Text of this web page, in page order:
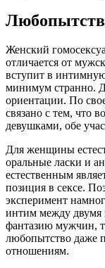
Женский
отличается от
вступит в
минимум странно.
ориентации. По
связано с тем, что
девушками, обе
Для женщины
оральные ласки и
естественным
позиция в сексе.
эксперимент
интим между двумя
фантазию мужчин,
любопытство даже
отношениям.